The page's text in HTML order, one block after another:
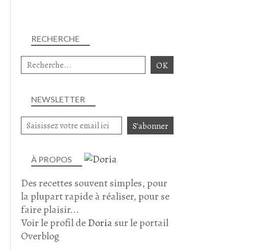
NEWSLETTER
RECHERCHE
À PROPOS
Des recettes souvent simples, pour
la plupart rapide à réaliser, pour se
faire plaisir...
Voir le profil deDoriasur le portail
Overblog